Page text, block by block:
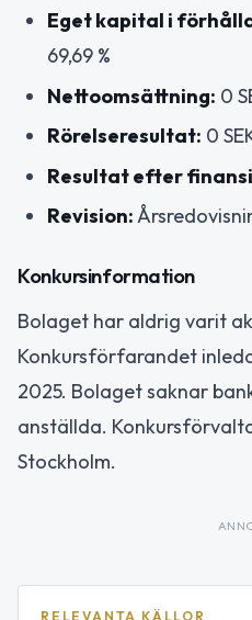
Eget kapital i
69,69 %
Nettoomsättning: 0
Rörelseresultat: 0
Resultat efter
Revision:
Konkursinformation
Bolaget har aldrig varit
Konkursförfarandet
2025. Bolaget saknar
anställda.
Stockholm.
RELEVANTA KÄLLOR